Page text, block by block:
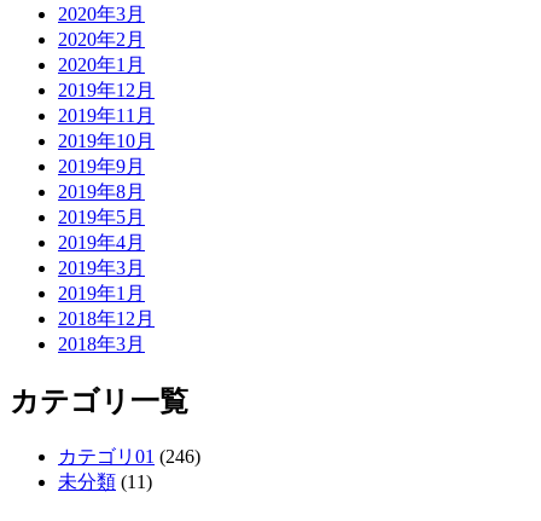
2020年3月
2020年2月
2020年1月
2019年12月
2019年11月
2019年10月
2019年9月
2019年8月
2019年5月
2019年4月
2019年3月
2019年1月
2018年12月
2018年3月
カテゴリ一覧
カテゴリ01 (246)
未分類 (11)